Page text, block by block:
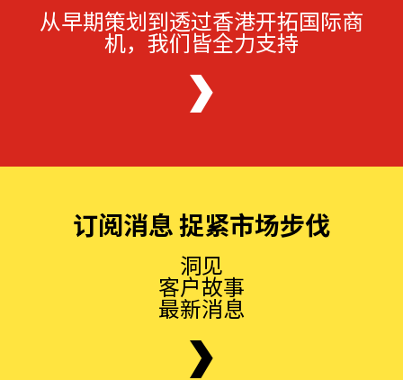
从早期策划到透过香港开拓国际商
机，我们皆全力支持
订阅消息 捉紧市场步伐
洞见
客户故事
最新消息